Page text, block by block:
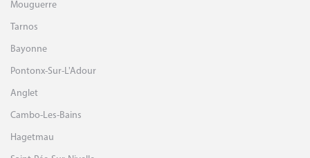
Mouguerre
Tarnos
Bayonne
Pontonx-Sur-L'Adour
Anglet
Cambo-Les-Bains
Hagetmau